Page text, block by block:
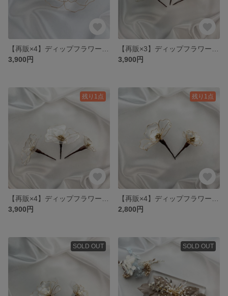
3,900円
3,900円
残り1点
3,900円
残り1点
2,800円
SOLD OUT SOLD OUT